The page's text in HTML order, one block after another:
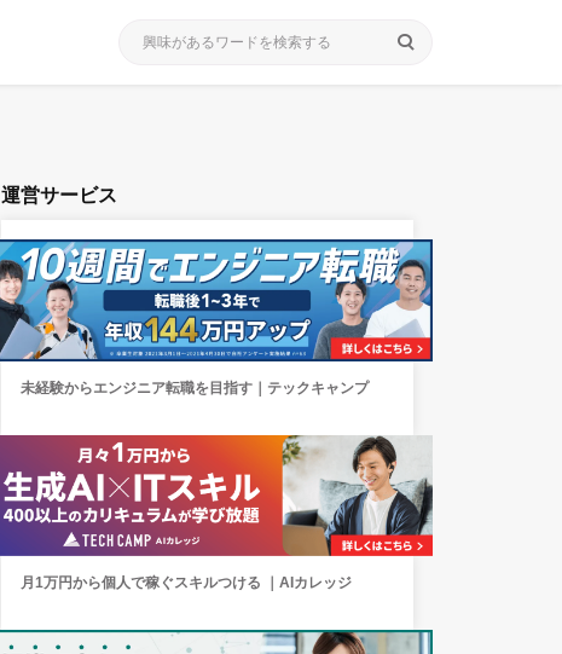
search
運営サービス
未経験からエンジニア転職を目指す｜テックキャンプ
月1万円から個人で稼ぐスキルつける ｜AIカレッジ